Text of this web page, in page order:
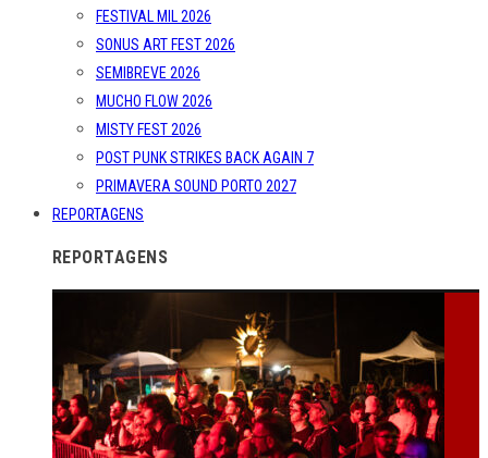
FESTIVAL MIL 2026
SONUS ART FEST 2026
SEMIBREVE 2026
MUCHO FLOW 2026
MISTY FEST 2026
POST PUNK STRIKES BACK AGAIN 7
PRIMAVERA SOUND PORTO 2027
REPORTAGENS
REPORTAGENS